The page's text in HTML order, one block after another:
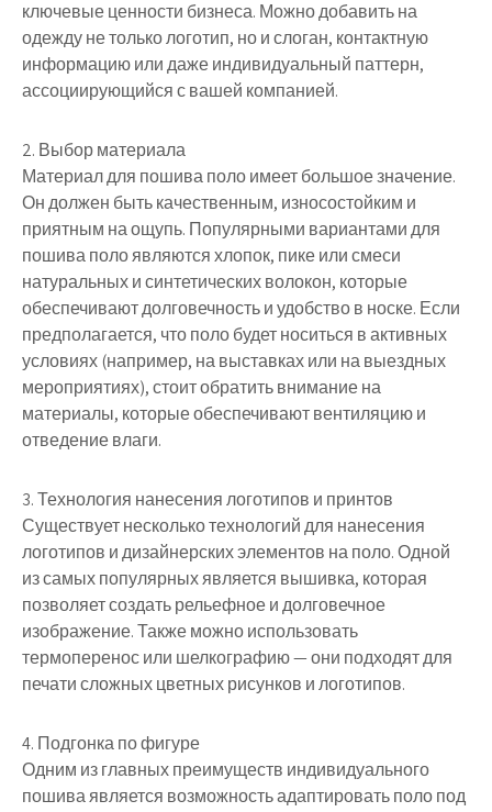
ключевые ценности бизнеса. Можно добавить на
одежду не только логотип, но и слоган, контактную
информацию или даже индивидуальный паттерн,
ассоциирующийся с вашей компанией.
2. Выбор материала
Материал для пошива поло имеет большое значение.
Он должен быть качественным, износостойким и
приятным на ощупь. Популярными вариантами для
пошива поло являются хлопок, пике или смеси
натуральных и синтетических волокон, которые
обеспечивают долговечность и удобство в носке. Если
предполагается, что поло будет носиться в активных
условиях (например, на выставках или на выездных
мероприятиях), стоит обратить внимание на
материалы, которые обеспечивают вентиляцию и
отведение влаги.
3. Технология нанесения логотипов и принтов
Существует несколько технологий для нанесения
логотипов и дизайнерских элементов на поло. Одной
из самых популярных является вышивка, которая
позволяет создать рельефное и долговечное
изображение. Также можно использовать
термоперенос или шелкографию — они подходят для
печати сложных цветных рисунков и логотипов.
4. Подгонка по фигуре
Одним из главных преимуществ индивидуального
пошива является возможность адаптировать поло под